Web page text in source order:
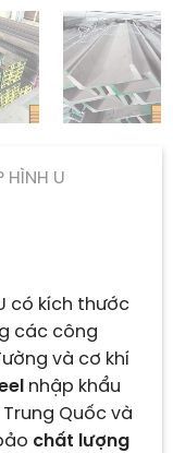
HÌNH U
có kích thước
các công
và cơ khí
nhập khẩu
Quốc và
chất lượng